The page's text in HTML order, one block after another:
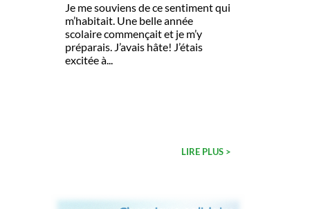
Je me souviens de ce sentiment qui
m’habitait. Une belle année
scolaire commençait et je m’y
préparais. J’avais hâte! J’étais
excitée à...
LIRE PLUS >